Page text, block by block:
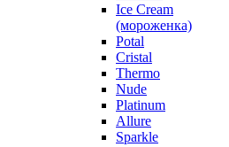
Ice Cream
(мороженка)
Potal
Cristal
Thermo
Nude
Platinum
Allure
Sparkle